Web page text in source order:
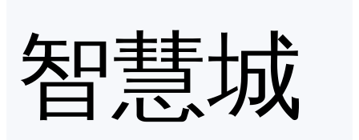
智慧城